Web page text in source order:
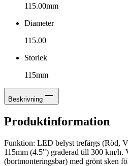
115.00mm
Diameter
115.00
Storlek
115mm
Beskrivning
Produktinformation
Funktion: LED belyst trefärgs (Röd,
115mm (4.5") graderad till 300 km/h.
(bortmonteringsbar) med grönt sken